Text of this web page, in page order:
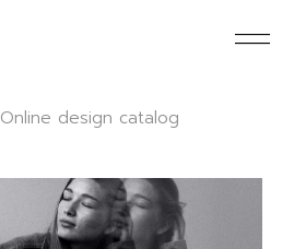
Online design catalog